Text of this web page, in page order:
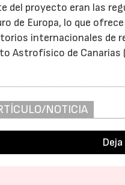
del proyecto eran las
de Europa, lo que
internacionales de
Astrofísico de Canarias
NOTICIA